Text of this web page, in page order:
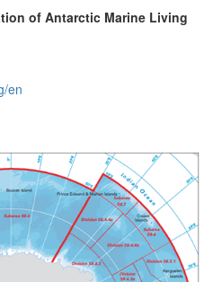
of Antarctic Marine Living
en